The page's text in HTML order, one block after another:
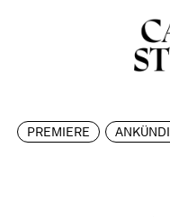
PREMIERE